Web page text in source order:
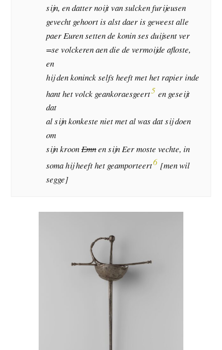
sijn, en datter noijt van sulcken furijeusen
gevecht gehoort is alst daer is geweest alle
paer Euren setten de konin ses duijsent ver
=se volckeren aen die de vermoijde afloste,
en
hij den koninck selfs heeft met het rapier inde
hant het volck geankoraesgeert5 en geseijt
dat
al sijn konkeste niet met al was dat sij doen
om
sijn kroonEmnen sijn Eer moste vechte, in
soma hij heeft het geamporteert6 [men wil
segge]